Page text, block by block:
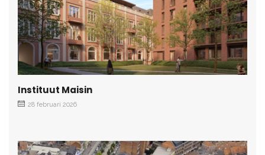
Instituut Maisin
28 februari 2026